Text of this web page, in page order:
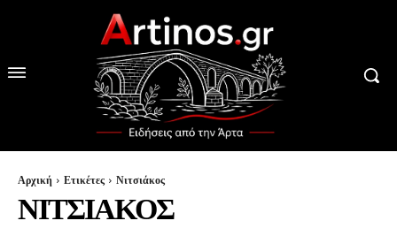
Αρχική Ετικέτες Νιτσιάκος
ΝΙΤΣΙΑΚΟΣ